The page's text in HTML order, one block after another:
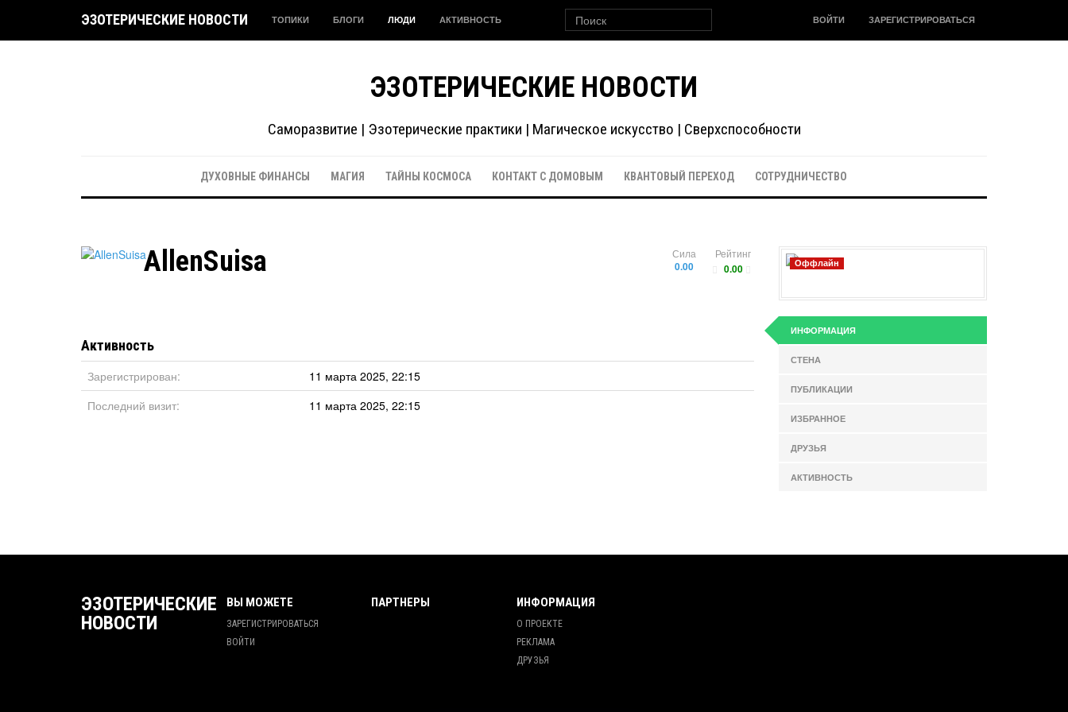
ЭЗОТЕРИЧЕСКИЕ НОВОСТИ ТОПИКИ БЛОГИ ЛЮДИ АКТИВНОСТЬ ВОЙТИ ЗАРЕГИСТРИРОВАТЬСЯ
ЭЗОТЕРИЧЕСКИЕ НОВОСТИ
Саморазвитие | Эзотерические практики | Магическое искусство | Сверхспособности
ДУХОВНЫЕ ФИНАНСЫ МАГИЯ ТАЙНЫ КОСМОСА КОНТАКТ С ДОМОВЫМ КВАНТОВЫЙ ПЕРЕХОД СОТРУДНИЧЕСТВО
Рейтинг
0.00
Сила
0.00
AllenSuisa
Активность
Зарегистрирован:
11 марта 2025, 22:15
Последний визит:
11 марта 2025, 22:15
Оффлайн
ИНФОРМАЦИЯ
СТЕНА
ПУБЛИКАЦИИ
ИЗБРАННОЕ
ДРУЗЬЯ
АКТИВНОСТЬ
ЭЗОТЕРИЧЕСКИЕ
НОВОСТИ
ВЫ МОЖЕТЕ
ЗАРЕГИСТРИРОВАТЬСЯ
ВОЙТИ
ПАРТНЕРЫ ИНФОРМАЦИЯ
О ПРОЕКТЕ
РЕКЛАМА
ДРУЗЬЯ